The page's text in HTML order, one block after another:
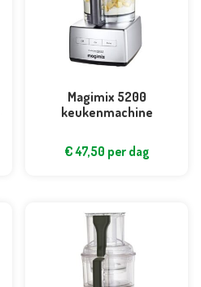
Magimix 5200
keukenmachine
€47,50 per dag